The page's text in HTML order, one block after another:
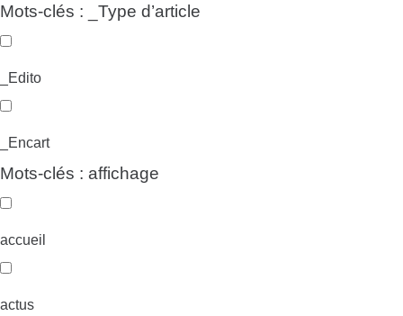
Mots-clés : _Type d’article
_Edito
_Encart
Mots-clés : affichage
accueil
actus